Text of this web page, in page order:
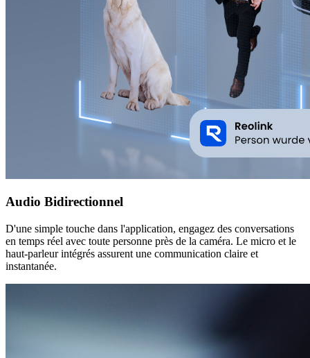
Audio Bidirectionnel
D'une simple touche dans l'application, engagez des conversations
en temps réel avec toute personne près de la caméra. Le micro et le
haut-parleur intégrés assurent une communication claire et
instantanée.